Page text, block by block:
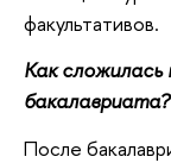
факультативов.
Как сложилась
бакалавриата?
После